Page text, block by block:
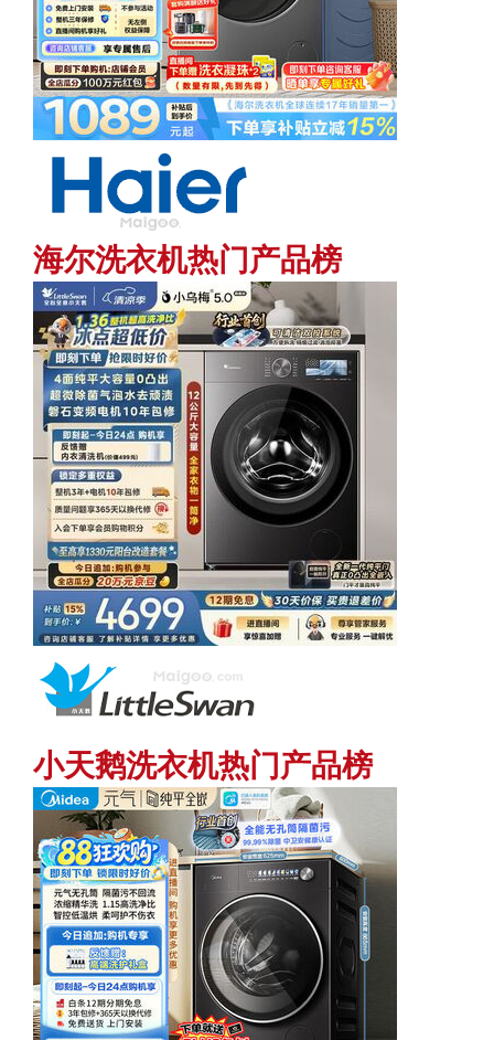
海尔洗衣机热门产品榜
小天鹅洗衣机热门产品榜